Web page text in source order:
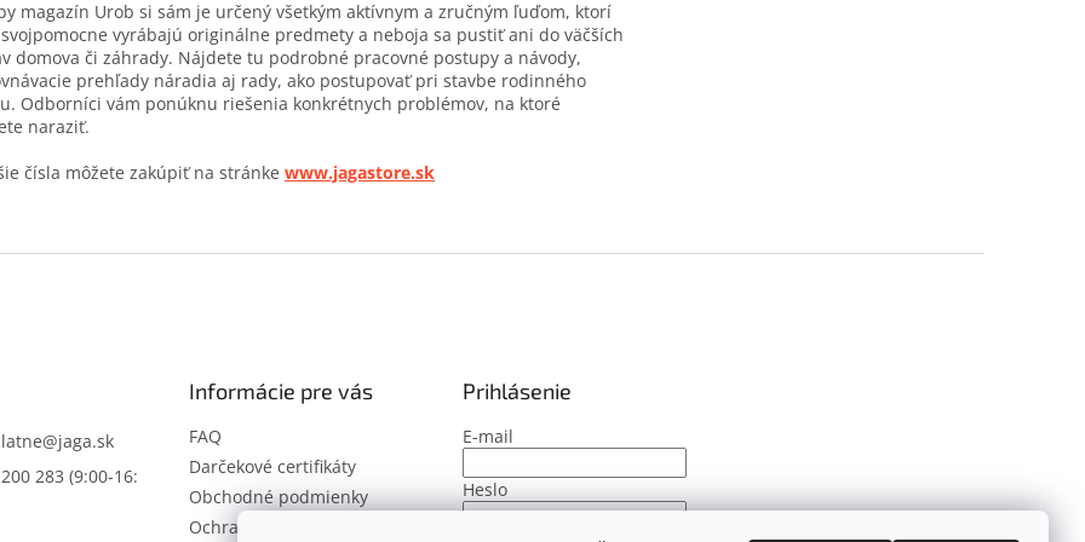
magazín Urob si sám je určený všetkým aktívnym a zručným ľuďom, ktorí
vyrábajú originálne predmety a neboja sa pustiť ani do väčších
domova či záhrady. Nájdete tu podrobné pracovné postupy a návody,
prehľady náradia aj rady, ako postupovať pri stavbe rodinného
Odborníci vám ponúknu riešenia konkrétnych problémov, na ktoré
naraziť.
čísla môžete zakúpiť na stránke www.jagastore.sk
@jaga.sk
283 (9:00-16:
Informácie pre vás
FAQ
Darčekové certifikáty
Obchodné podmienky
Ochrana osobných údajov
Prihlásenie
E-mail
Heslo